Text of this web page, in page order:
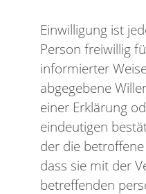
Einwilligung ist
Person freiwillig
informierter
abgegebene
einer Erklärung
eindeutigen
der die
dass sie mit der
betreffenden